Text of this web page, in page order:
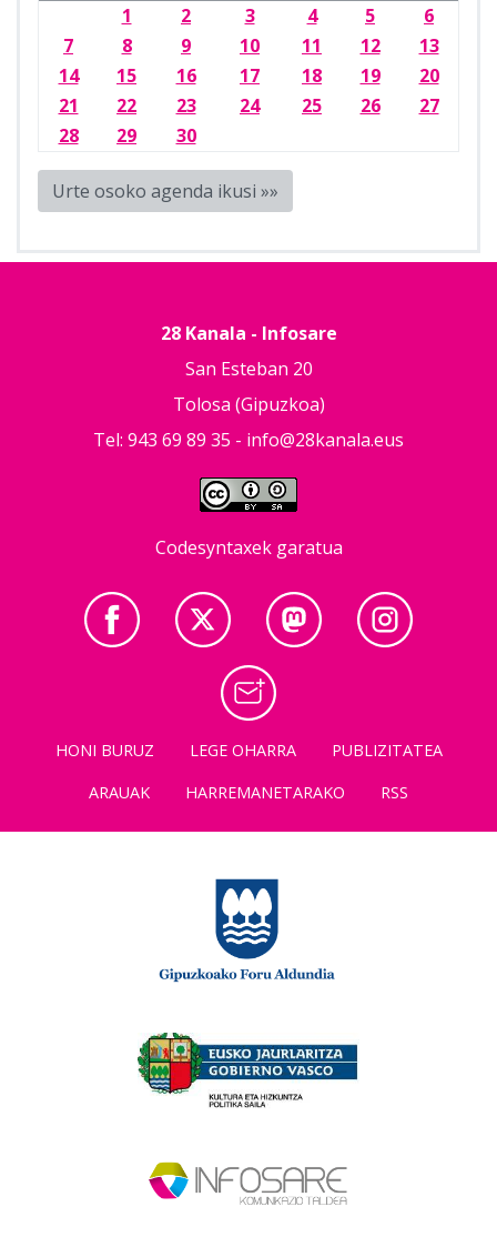
1
2 3 4 5
6
7
8 9 10 11 12
13
14
15 16 17 18 19
20
21
22 23 24 25 26
27
28
29 30
Urte osoko agenda ikusi »»
28 Kanala - Infosare
San Esteban 20
Tolosa (Gipuzkoa)
Tel: 943 69 89 35 - info@28kanala.eus
Codesyntaxek garatua
HONI BURUZ LEGE OHARRA
PUBLIZITATEA
ARAUAK
HARREMANETARAKO RSS